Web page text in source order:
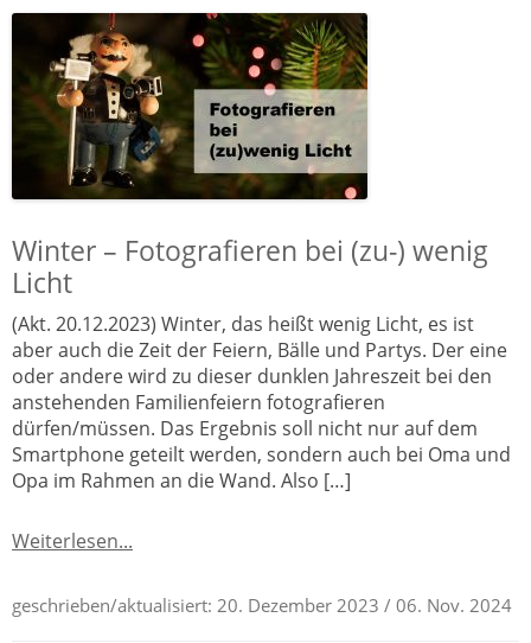
Winter – Fotografieren bei (zu-) wenig
Licht
(Akt. 20.12.2023) Winter, das heißt wenig Licht, es ist
aber auch die Zeit der Feiern, Bälle und Partys. Der eine
oder andere wird zu dieser dunklen Jahreszeit bei den
anstehenden Familienfeiern fotografieren
dürfen/müssen. Das Ergebnis soll nicht nur auf dem
Smartphone geteilt werden, sondern auch bei Oma und
Opa im Rahmen an die Wand. Also […]
Weiterlesen...
geschrieben/aktualisiert: 20. Dezember 2023 / 06. Nov. 2024